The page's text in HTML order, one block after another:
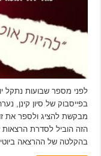
לפני מספר שבועות נתקל
מבקשת להציג ולספר את
הזה הוביל לסדרת הרצאות
בהקלטה של ההרצאה